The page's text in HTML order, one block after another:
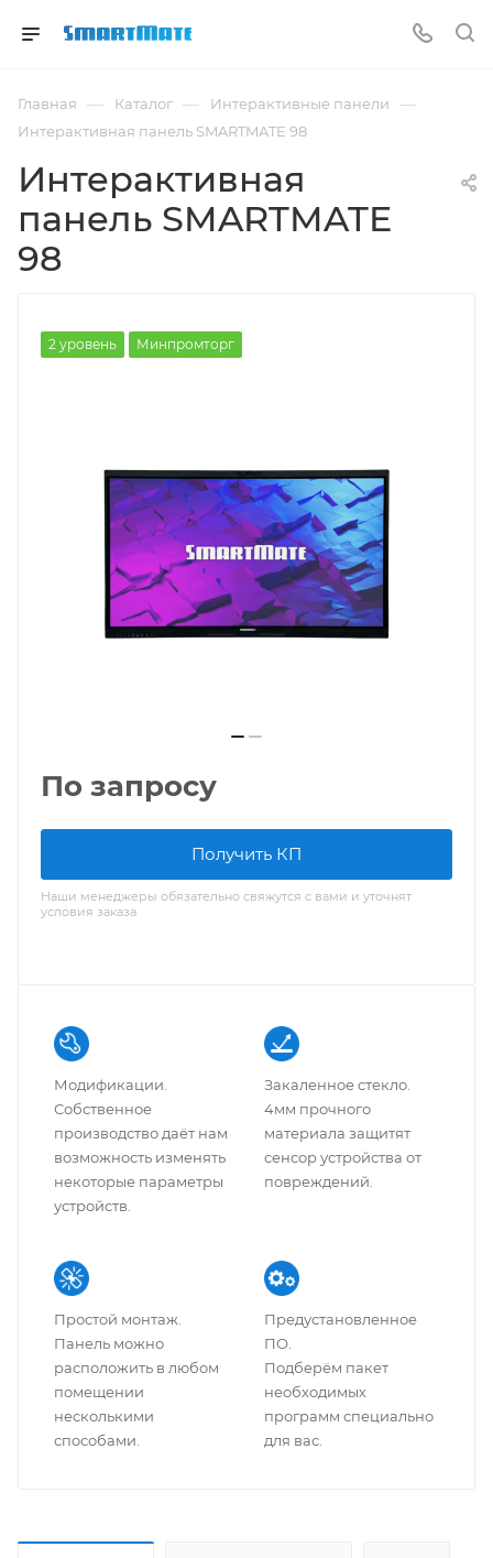
Главная — Каталог — Интерактивные панели —
Интерактивная панель SMARTMATE 98
Интерактивная
панель SMARTMATE
98
2 уровень Минпромторг
По запросу
Получить КП
Наши менеджеры обязательно свяжутся с вами и уточнят
условия заказа
Модификации.
Собственное
производство даёт нам
возможность изменять
некоторые параметры
устройств.
Закаленное стекло.
4мм прочного
материала защитят
сенсор устройства от
повреждений.
Простой монтаж.
Панель можно
расположить в любом
помещении
несколькими
способами.
Предустановленное
ПО.
Подберём пакет
необходимых
программ специально
для вас.